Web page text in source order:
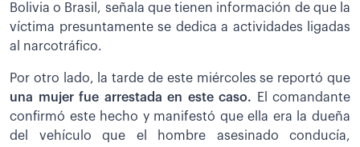
Bolivia o Brasil, señala que tienen información de que la
víctima presuntamente se dedica a actividades ligadas
al narcotráfico.
Por otro lado, la tarde de este miércoles se reportó que
una mujer fue arrestada en este caso.
El comandante
confirmó este hecho y manifestó que ella era la dueña
del vehículo que el hombre asesinado conducía,